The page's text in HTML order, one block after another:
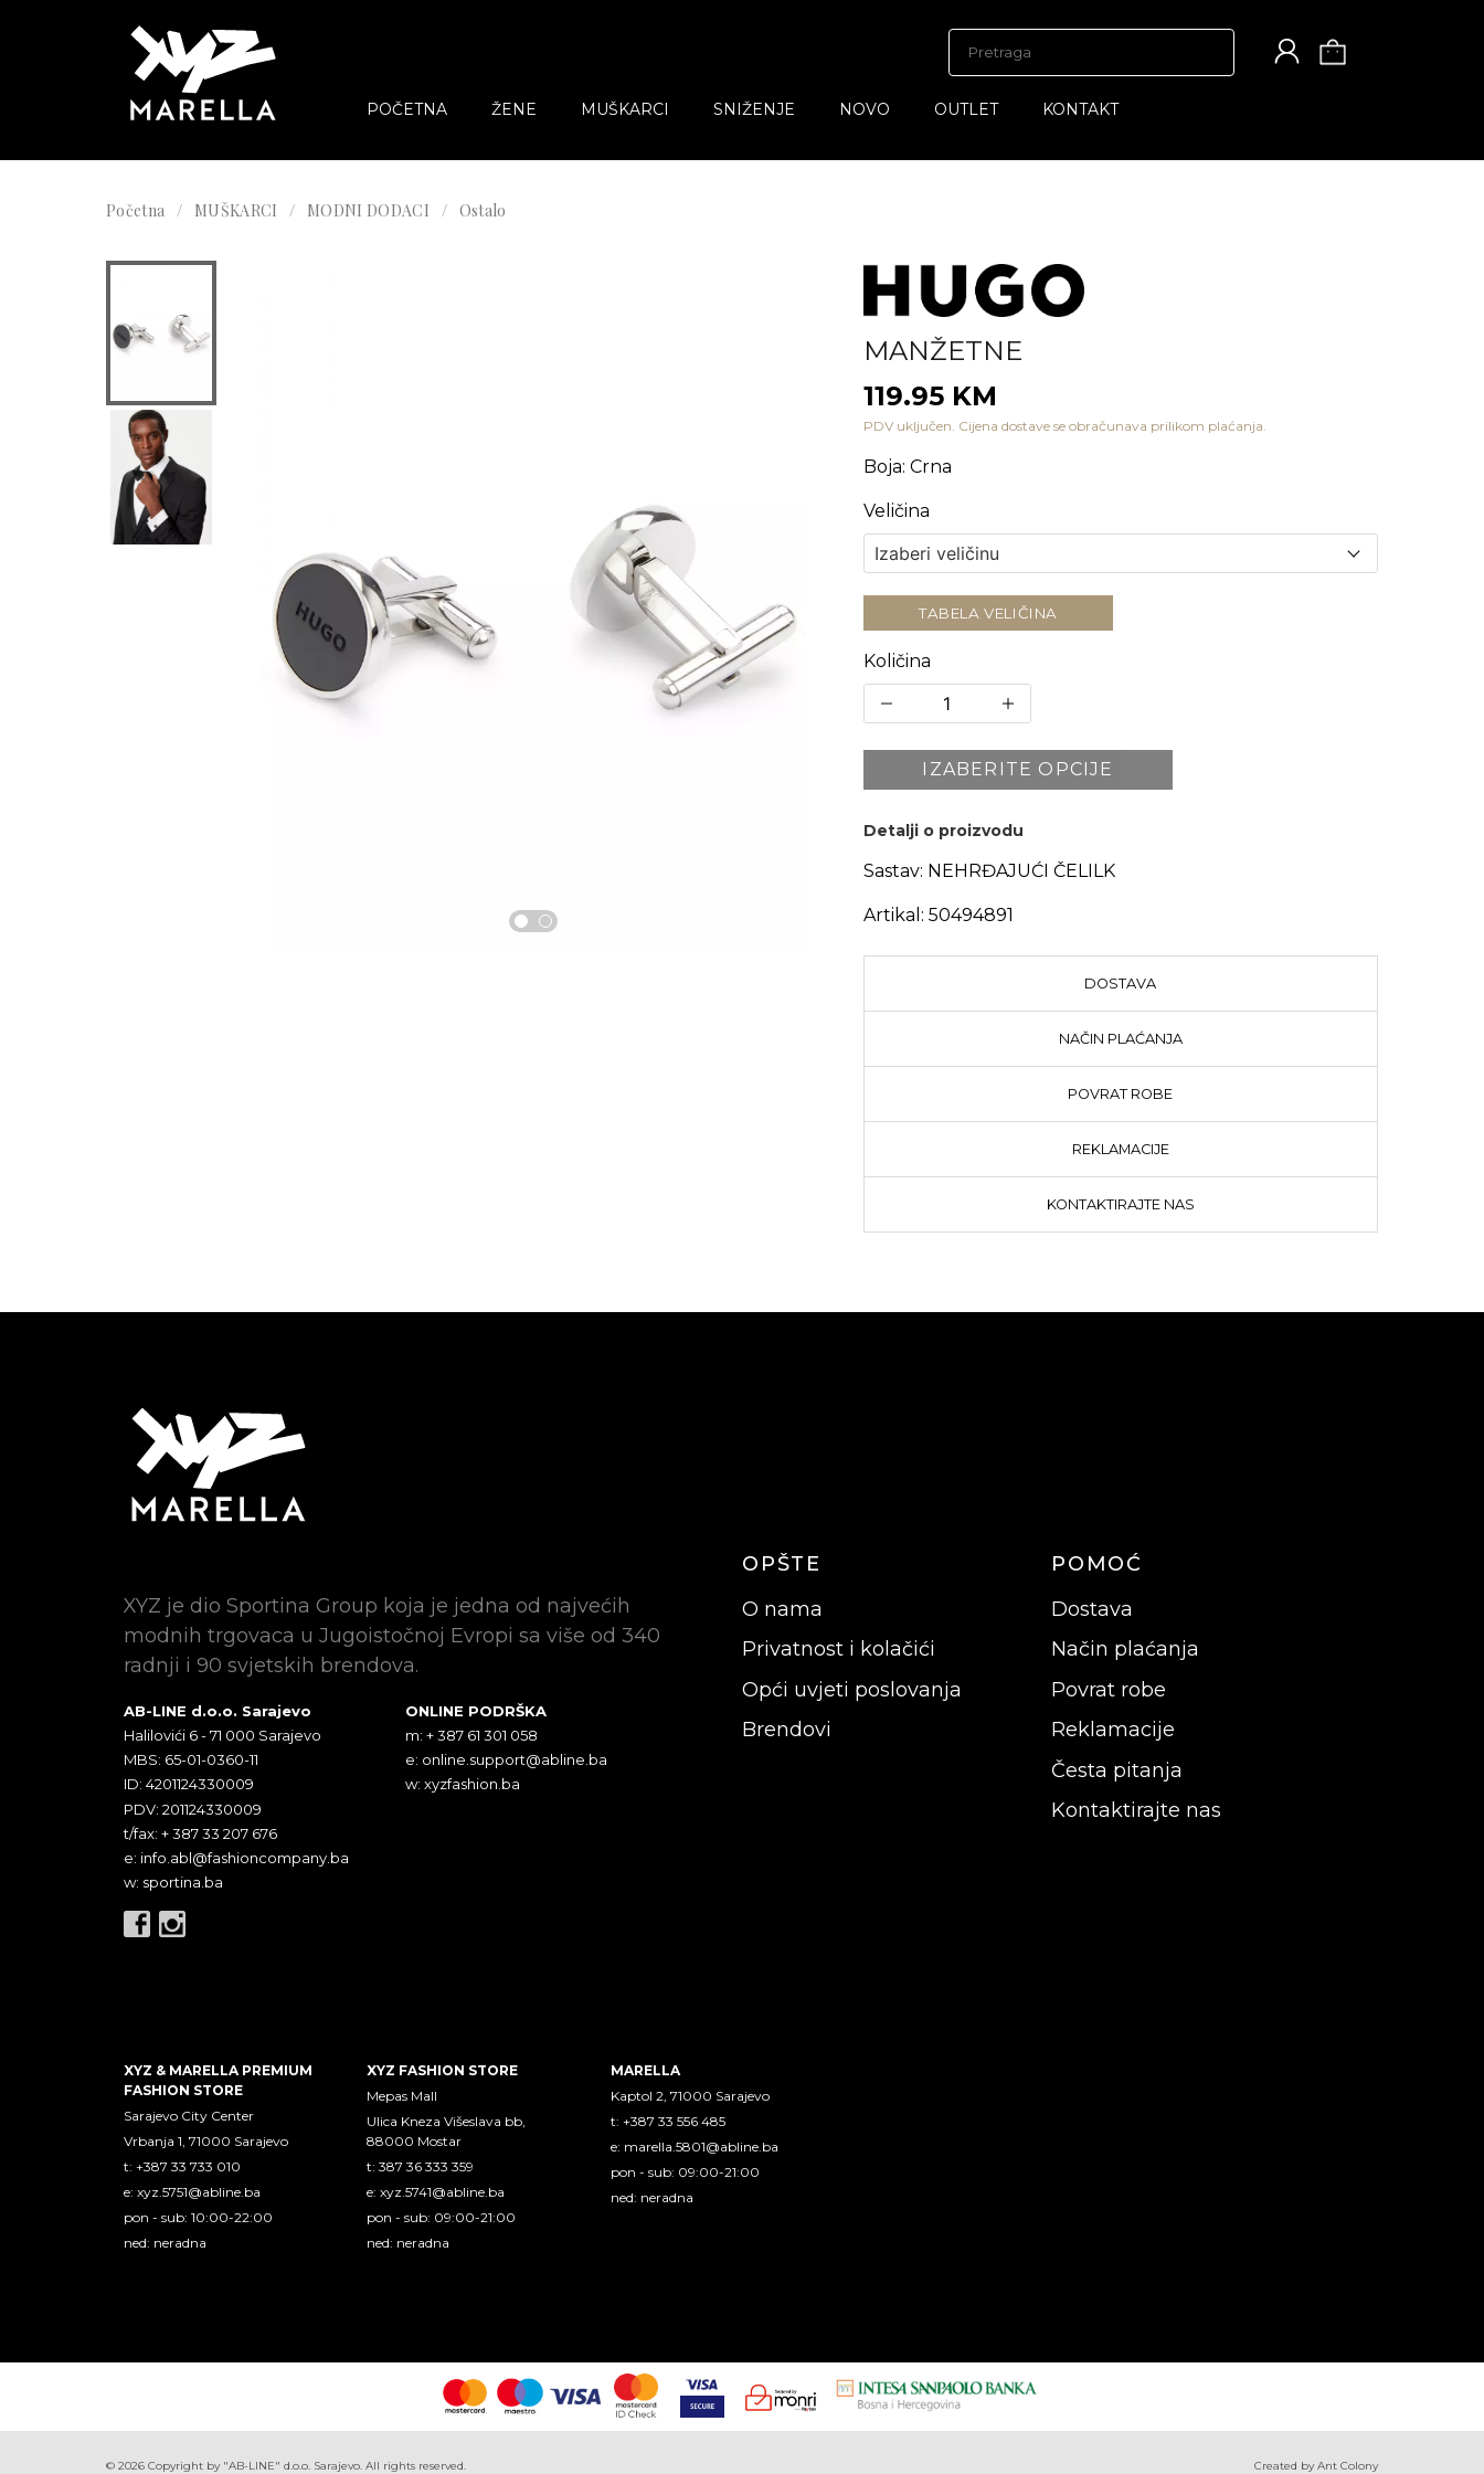
POČETNA ŽENE MUŠKARCI SNIŽENJE NOVO OUTLET KONTAKT
Početna MUŠKARCI MODNI DODACI Ostalo
MANŽETNE
119.95 KM
PDV uključen. Cijena dostave se obračunava prilikom plaćanja.
Boja: Crna
Veličina
TABELA VELIČINA
Količina
IZABERITE OPCIJE
Detalji o proizvodu
Sastav: NEHRĐAJUĆI ČELILK
Artikal: 50494891
DOSTAVA
NAČIN PLAĆANJA
POVRAT ROBE
REKLAMACIJE
KONTAKTIRAJTE NAS
XYZ je dio Sportina Group koja je jedna od najvećih
modnih trgovaca u Jugoistočnoj Evropi sa više od 340
radnji i 90 svjetskih brendova.
AB-LINE d.o.o. Sarajevo
Halilovići 6 - 71 000 Sarajevo
MBS: 65-01-0360-11
ID: 4201124330009
PDV: 201124330009
t/fax: + 387 33 207 676
e: info.abl@fashioncompany.ba
w: sportina.ba
ONLINE PODRŠKA
m: + 387 61 301 058
e: online.support@abline.ba
w: xyzfashion.ba
OPŠTE
O nama
Privatnost i kolačići
Opći uvjeti poslovanja
Brendovi
POMOĆ
Dostava
Način plaćanja
Povrat robe
Reklamacije
Česta pitanja
Kontaktirajte nas
XYZ & MARELLA PREMIUM
FASHION STORE
Sarajevo City Center
Vrbanja 1, 71000 Sarajevo
t: +387 33 733 010
e: xyz.5751@abline.ba
pon - sub: 10:00-22:00
ned: neradna
XYZ FASHION STORE
Mepas Mall
Ulica Kneza Višeslava bb,
88000 Mostar
t: 387 36 333 359
e:xyz.5741@abline.ba
pon - sub: 09:00-21:00
ned: neradna
MARELLA
Kaptol 2, 71000 Sarajevo
t: +387 33 556 485
e: marella.5801@abline.ba
pon - sub: 09:00-21:00
ned: neradna
© 2026 Copyright by "AB-LINE" d.o.o. Sarajevo. All rights reserved. Created by Ant Colony